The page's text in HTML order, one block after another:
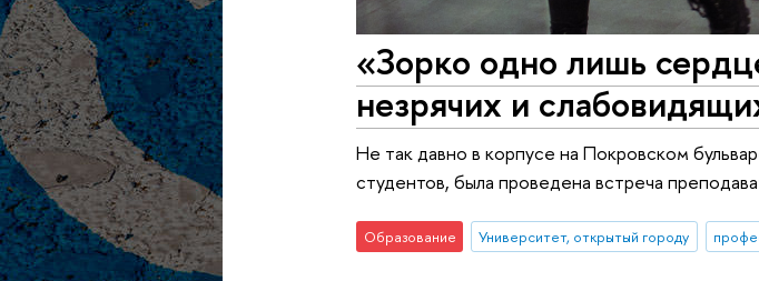
«Зорко одно лишь
незрячих и
Не так давно в корпусе на Покровском
студентов, была проведена встреча
Образование Университет, открытый городу